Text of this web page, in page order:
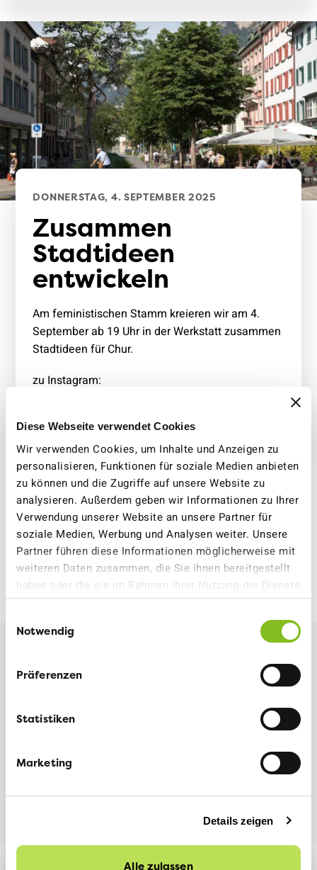
Diese Webseite verwendet Cookies
Wir verwenden Cookies, um Inhalte und Anzeigen zu
personalisieren, Funktionen für soziale Medien anbieten
zu können und die Zugriffe auf unsere Website zu
analysieren. Außerdem geben wir Informationen zu Ihrer
Verwendung unserer Website an unsere Partner für
soziale Medien, Werbung und Analysen weiter. Unsere
Partner führen diese Informationen möglicherweise mit
weiteren Daten zusammen, die Sie ihnen bereitgestellt
haben oder die sie im Rahmen Ihrer Nutzung der Dienste
gesammelt haben.
Notwendig
Präferenzen
Statistiken
Marketing
Details zeigen
Alle zulassen
DONNERSTAG, 4. SEPTEMBER 2025
Zusammen
Stadtideen
entwickeln
Am feministischen Stamm kreieren wir am 4.
September ab 19 Uhr in der Werkstatt zusammen
Stadtideen für Chur.
zu Instagram:
Sektionen Graubünden Stadtideen NOW
VCS GRAUBÜNDEN 29. AUGUST 2025
TEILEN